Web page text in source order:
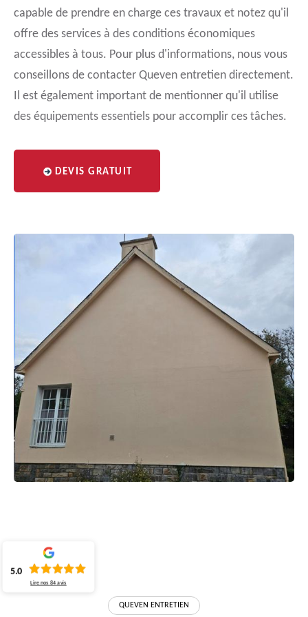
capable de prendre en charge ces travaux et notez qu'il
offre des services à des conditions économiques
accessibles à tous. Pour plus d'informations, nous vous
conseillons de contacter Queven entretien directement.
Il est également important de mentionner qu'il utilise
des équipements essentiels pour accomplir ces tâches.
DEVIS GRATUIT
QUEVEN ENTRETIEN
5.0
Lire nos84 avis